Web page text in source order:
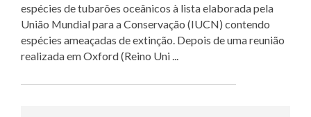
espécies de tubarões oceânicos à lista elaborada pela
União Mundial para a Conservação (IUCN) contendo
espécies ameaçadas de extinção. Depois de uma reunião
realizada em Oxford (Reino Uni ...